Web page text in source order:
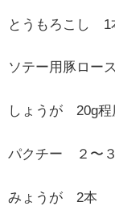
とうもろこし 1
ソテー用豚ロー
しょうが 20g程
パクチー ２〜
みょうが 2本